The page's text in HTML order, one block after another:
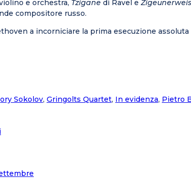
e orchestra, Tzigane di Ravel e
compositore russo.
a incorniciare la prima esecuzione assoluta
Sokolov, Gringolts Quartet, In evidenza, Pietro